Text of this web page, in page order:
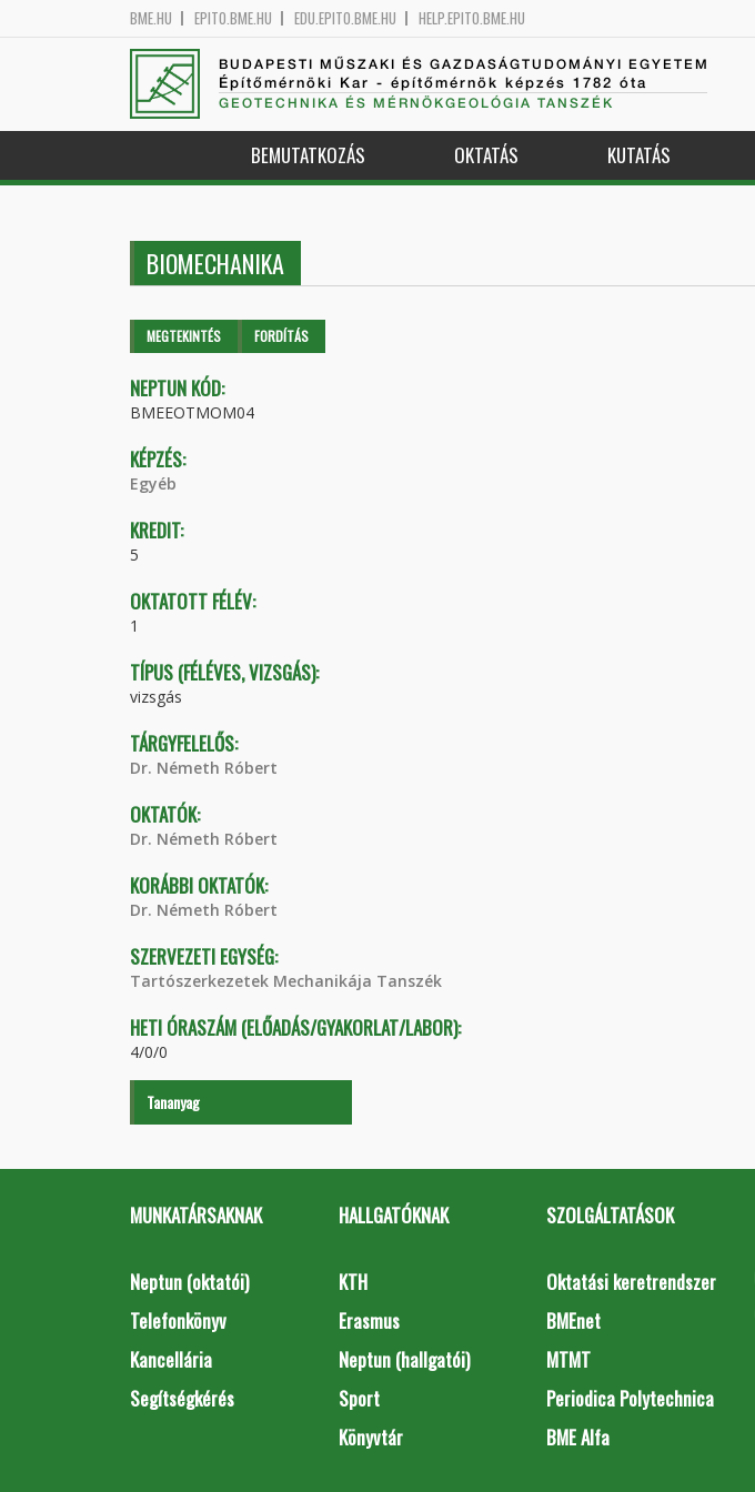
BME.HU EPITO.BME.HU EDU.EPITO.BME.HU HELP.EPITO.BME.HU
BUDAPESTI MŰSZAKI ÉS GAZDASÁGTUDOMÁNYI EGYETEM
Építőmérnöki Kar - építőmérnök képzés 1782 óta
GEOTECHNIKA ÉS MÉRNÖKGEOLÓGIA TANSZÉK
BEMUTATKOZÁS OKTATÁS KUTATÁS
BIOMECHANIKA
Elsődleges fülek
MEGTEKINTÉS (AKTÍVFORDÍTÁS
NEPTUN KÓD:
BMEEOTMOM04
KÉPZÉS:
Egyéb
KREDIT:
5
OKTATOTT FÉLÉV:
1
TÍPUS (FÉLÉVES, VIZSGÁS):
vizsgás
TÁRGYFELELŐS:
Dr. Németh Róbert
OKTATÓK:
Dr. Németh Róbert
KORÁBBI OKTATÓK:
Dr. Németh Róbert
SZERVEZETI EGYSÉG:
Tartószerkezetek Mechanikája Tanszék
HETI ÓRASZÁM (ELŐADÁS/GYAKORLAT/LABOR):
4/0/0
Tananyag
MUNKATÁRSAKNAK
Neptun (oktatói)
Telefonkönyv
Kancellária
Segítségkérés
HALLGATÓKNAK
KTH
Erasmus
Neptun (hallgatói)
Sport
Könyvtár
SZOLGÁLTATÁSOK
Oktatási keretrendszer
BMEnet
MTMT
Periodica Polytechnica
BME Alfa